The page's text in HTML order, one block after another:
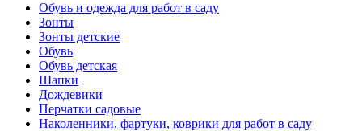
Обувь и одежда для работ в саду
Зонты
Зонты детские
Обувь
Обувь детская
Шапки
Дождевики
Перчатки садовые
Наколенники, фартуки, коврики для работ в саду